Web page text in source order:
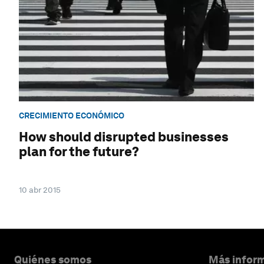
CRECIMIENTO ECONÓMICO
How should disrupted businesses
plan for the future?
10 abr 2015
Quiénes somos Más